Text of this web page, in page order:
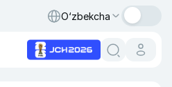
O‘zbekcha